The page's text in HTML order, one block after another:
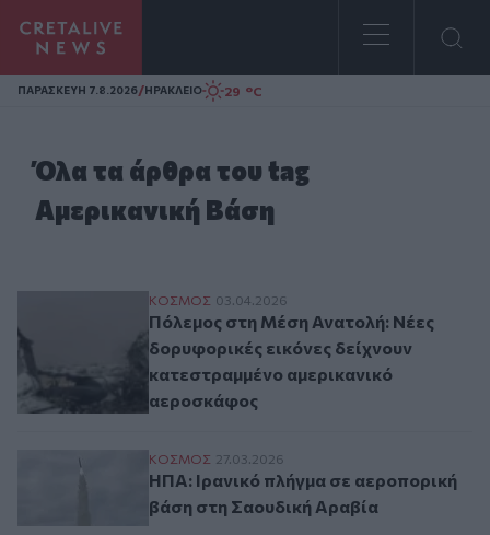
Homepage
ΠΑΡΑΣΚΕΥΗ 7.8.2026/ΗΡΑΚΛΕΙΟ 29 °C
Όλα τα άρθρα του tag
Αμερικανική Βάση
Πόλεμος στη Μέση Ανατολή: Νέες
ΚΟΣΜΟΣ 03.04.2026
Πόλεμος στη Μέση Ανατολή: Νέες
δορυφορικές εικόνες δείχνουν
κατεστραμμένο αμερικανικό
αεροσκάφος
ΗΠΑ: Ιρανικό πλήγμα σε αεροπορική
ΚΟΣΜΟΣ 27.03.2026
ΗΠΑ: Ιρανικό πλήγμα σε αεροπορική
βάση στη Σαουδική Αραβία